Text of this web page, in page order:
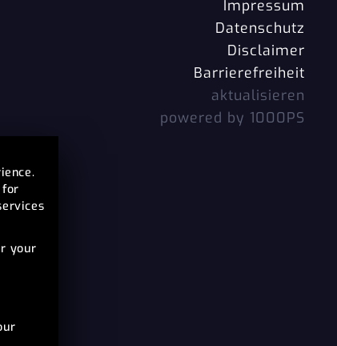
Impressum
Datenschutz
Disclaimer
Barrierefreiheit
aktualisieren
powered by 1000PS
for
your